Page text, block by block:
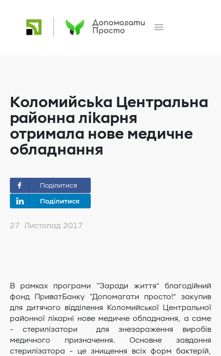
Коломийська Центральна
районна лікарня
отримала нове медичне
обладнання
Поділитися
27 Листопад 2017
В рамках програми “Заради життя” благодійний
фонд ПриватБанку “Допомагати просто!” закупив
для дитячого відділення Коломийської Центральної
районної лікарні нове медичне обладнання, а саме
- стерилізатори для знезараження виробів
медичного призначення. Основне завдання
стерилізатора - це знищення всіх форм бактерій,